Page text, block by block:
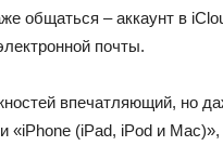
общаться – аккаунт в
почты.
впечатляющий, но
«iPhone (iPad, iPod и